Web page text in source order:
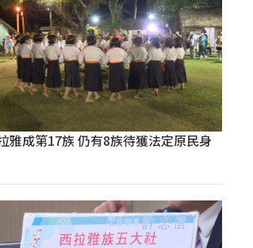
雅成第17族 仍有8族待獲法定原民身